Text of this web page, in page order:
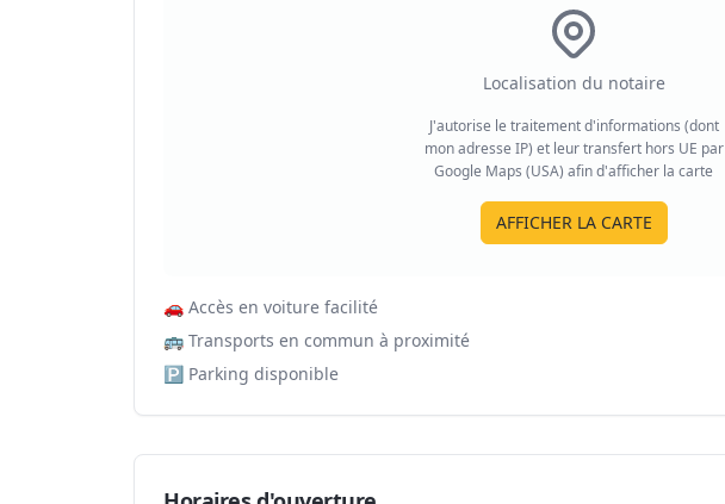
Localisation du notaire
J'autorise le traitement d'informations (dont
mon adresse IP) et leur transfert hors UE par
Google Maps (USA) afin d'afficher la carte
AFFICHER LA CARTE
🚗 Accès en voiture facilité
🚌 Transports en commun à proximité
🅿️ Parking disponible